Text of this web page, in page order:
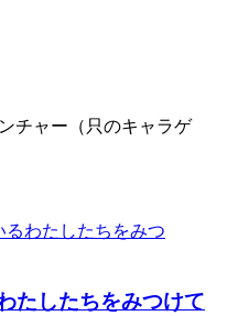
チャー（只のキャラゲ
たしたちをみつけて